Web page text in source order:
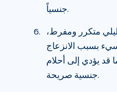
جنسياً.
متكرر ومفرط،
بسبب الانزعاج
قد يؤدي إلى أحلام
جنسية صريحة.